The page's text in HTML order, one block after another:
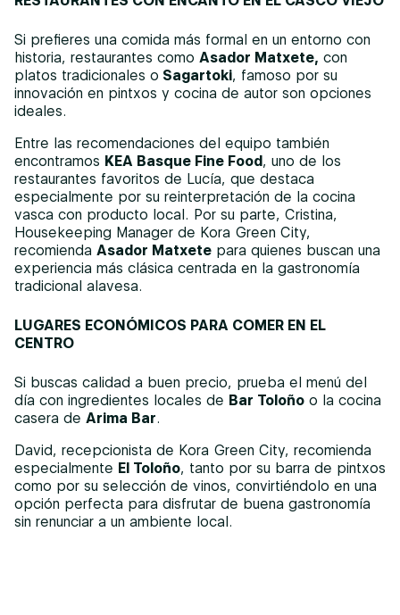
Si prefieres una comida más formal en un entorno con
historia, restaurantes como Asador Matxete, con
platos tradicionales o Sagartoki, famoso por su
innovación en pintxos y cocina de autor son opciones
ideales.
Entre las recomendaciones del equipo también
encontramos KEA Basque Fine Food, uno de los
restaurantes favoritos de Lucía, que destaca
especialmente por su reinterpretación de la cocina
vasca con producto local. Por su parte, Cristina,
Housekeeping Manager de Kora Green City,
recomienda Asador Matxete para quienes buscan una
experiencia más clásica centrada en la gastronomía
tradicional alavesa.
LUGARES ECONÓMICOS PARA COMER EN EL
CENTRO
Si buscas calidad a buen precio, prueba el menú del
día con ingredientes locales de Bar Toloño o la cocina
casera de Arima Bar.
David, recepcionista de Kora Green City, recomienda
especialmente El Toloño, tanto por su barra de pintxos
como por su selección de vinos, convirtiéndolo en una
opción perfecta para disfrutar de buena gastronomía
sin renunciar a un ambiente local.